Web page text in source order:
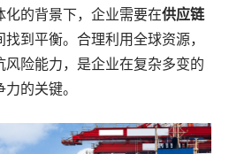
的背景下，企业需要在供应链
找到平衡。合理利用全球资源，
险能力，是企业在复杂多变的
的关键。